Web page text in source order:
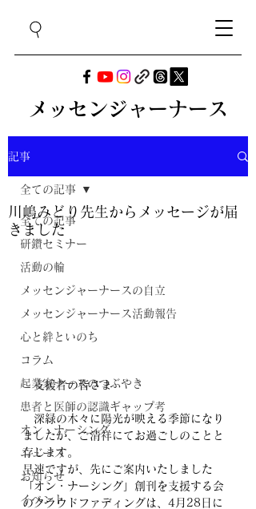
メッセンジャーナース
記事
全ての記事
研鑽セミナー
活動の輪
メッセンジャーナースの自立
メッセンジャーナース活動報告
心と絆といのち
コラム
起業家ナースのつぶやき
患者と医師の認識ギャップ考
オン・ナーシング
ニュース
お知らせ
イベント
全ての記事
川嶋みどり先生からメッセージが届
きました
支援者の皆さま
深緑の木々に陽光が映える季節になり
ましたが、ご清祥にてお過ごしのことと
存じます。
早速ですが、先にご案内いたしました
「オン・ナーシング」創刊を支援する会
のクラウドファディングは、4月28日に